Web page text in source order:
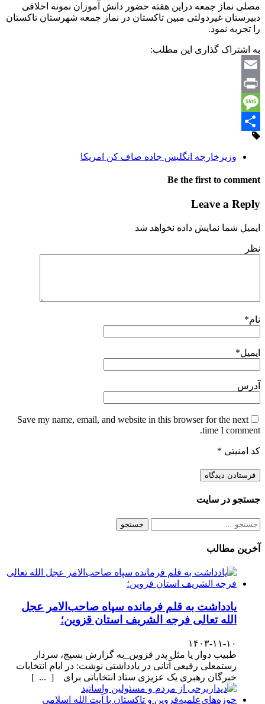
مصلی نماز جمعه دراین هفته حضور دانش آموزان نمونه اخلاقی
دبیرستان غیردولتی مبین تاکستان در نماز جمعه شهرستان تاکستان
را تجربه نمود.
به اشتراک گذاری این مطلب:
Email
Print
Message
Share
وزیرخارجه انگلیس جاده صاف کن امریکا
Be the first to comment
Leave a Reply
ایمیل شما نمایش داده نخواهد شد
نظر
نام*
ایمیل*
آدرس
Save my name, email, and website in this browser for the next
time I comment.
کد امنیتی *
جستجو در سایت
جستجو
آخرین مطالب
یادداشت به قلم فرمانده سپاه صاحب‌الامر عجل
الله تعالی فرجه الشریف استان قزوین؛
۱۴۰۳-۱۱-۱۰
طبیب دوار یا مثل پدر قزوین_به گزارش بسیج، سردار
رستمعلی رفیعی آتانی در یادداشتی نوشت: در ایام انتخابات
خبرگان رهبری یک عزیزی ستاد انتخاباتی برای [ ... ]